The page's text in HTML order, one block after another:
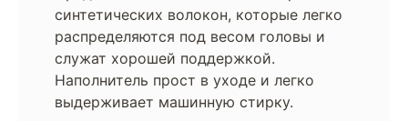
синтетических волокон, которые легко
распределяются под весом головы и
служат хорошей поддержкой.
Наполнитель прост в уходе и легко
выдерживает машинную стирку.